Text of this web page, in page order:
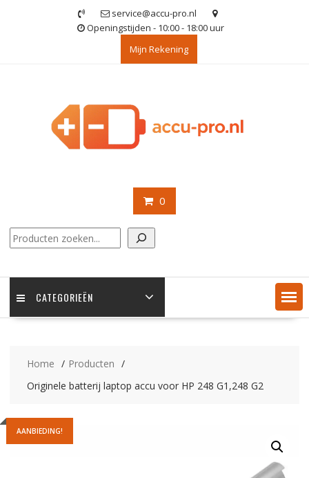
service@accu-pro.nl
Openingstijden - 10:00 - 18:00 uur
Mijn Rekening
0
Zoeken
CATEGORIEËN
Home
Producten
Originele batterij laptop accu voor HP 248 G1,248 G2
AANBIEDING!